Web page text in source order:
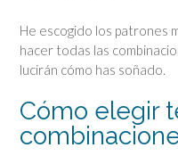
He escogido los patrones
hacer todas las
lucirán cómo has soñado.
Cómo elegir